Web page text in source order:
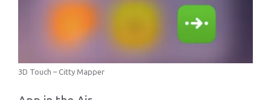
3D Touch – Citty Mapper